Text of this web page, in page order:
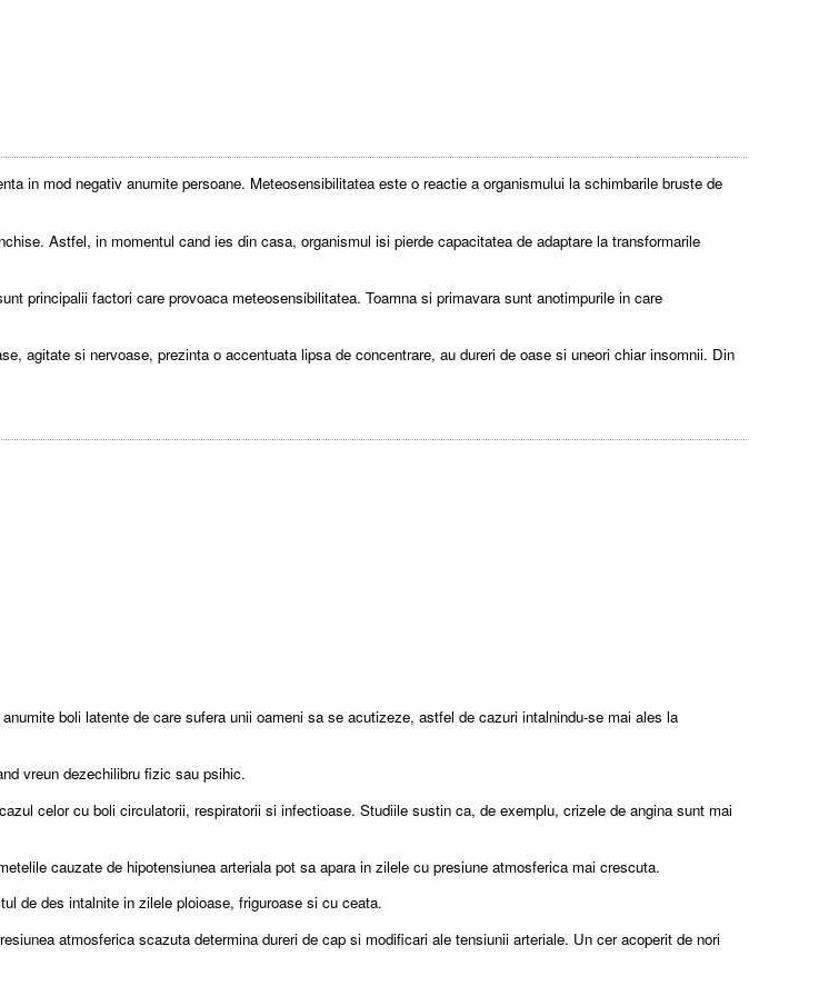
in mod negativ anumite persoane. Meteosensibilitatea este o reactie a organismului la schimbarile bruste de
Astfel, in momentul cand ies din casa, organismul isi pierde capacitatea de adaptare la transformarile
principalii factori care provoaca meteosensibilitatea. Toamna si primavara sunt anotimpurile in care
agitate si nervoase, prezinta o accentuata lipsa de concentrare, au dureri de oase si uneori chiar insomnii. Din
boli latente de care sufera unii oameni sa se acutizeze, astfel de cazuri intalnindu-se mai ales la
vreun dezechilibru fizic sau psihic.
celor cu boli circulatorii, respiratorii si infectioase. Studiile sustin ca, de exemplu, crizele de angina sunt mai
cauzate de hipotensiunea arteriala pot sa apara in zilele cu presiune atmosferica mai crescuta.
de des intalnite in zilele ploioase, friguroase si cu ceata.
atmosferica scazuta determina dureri de cap si modificari ale tensiunii arteriale. Un cer acoperit de nori